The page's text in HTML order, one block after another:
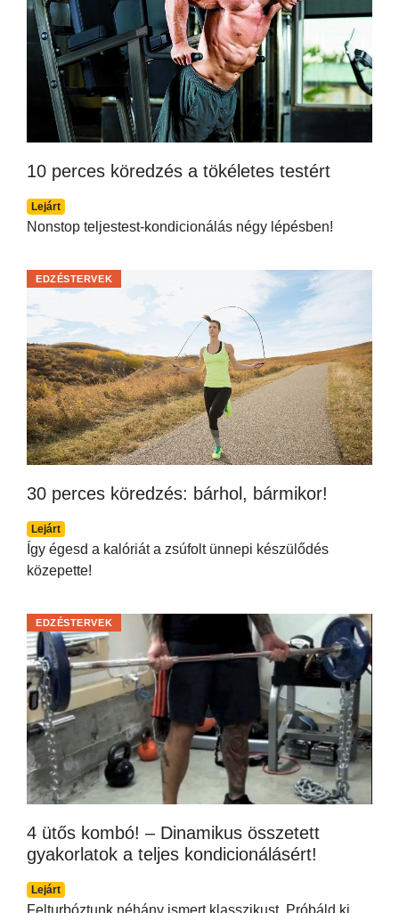
10 perces köredzés a tökéletes testért
Lejárt
Nonstop teljestest-kondicionálás négy lépésben!
30 perces köredzés: bárhol, bármikor!
Lejárt
EDZÉSTERVEK
Így égesd a kalóriát a zsúfolt ünnepi készülődés
közepette!
4 ütős kombó! – Dinamikus összetett
gyakorlatok a teljes kondicionálásért!
Lejárt
EDZÉSTERVEK